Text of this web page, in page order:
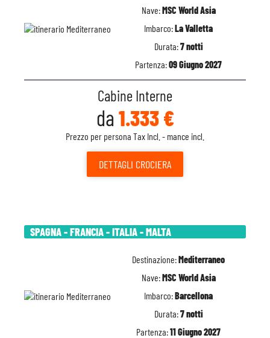
Nave:MSC World Asia
Imbarco:La Valletta
Durata:7 notti
Partenza:09 Giugno 2027
Cabine Interne
da 1.333 €
Prezzo per persona Tax Incl. - mance incl.
DETTAGLI CROCIERA
SPAGNA - FRANCIA - ITALIA - MALTA
Destinazione:Mediterraneo
Nave:MSC World Asia
Imbarco:Barcellona
Durata:7 notti
Partenza:11 Giugno 2027